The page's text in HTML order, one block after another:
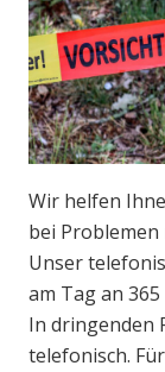
Wir helfen
bei
Unser telefonische Auftragsannahme ist
am Tag an 365
In dringenden
telefonisch.